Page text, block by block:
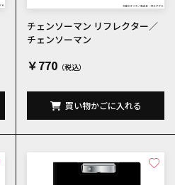
チェンソーマン リフレクター／
チェンソーマン
￥770
買い物かごに入れる